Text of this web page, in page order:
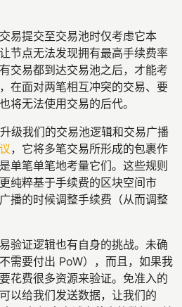
易提交至交易池时仅考虑它本
节点无法发现拥有最高手续费率
交易都到达交易池之后，才能考
在面对两笔相互冲突的交易、要
将无法使用交易的后代。
级我们的交易池逻辑和交易广播
，它将多笔交易所形成的包裹作
单笔单笔地考量它们。这些规则
纯粹基于手续费的区块空间市
播的时候调整手续费（从而调整
验证逻辑也有自身的挑战。未确
需要付出 PoW），而且，如果我
花费很多资源来验证。免准入的
以给我们发送数据，让我们的